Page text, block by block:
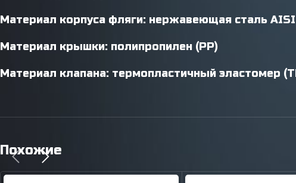
Материал корпуса фляги: нержавеющая сталь
Материал крышки: полипропилен (PP)
Материал клапана: термопластичный эластомер
Похожие